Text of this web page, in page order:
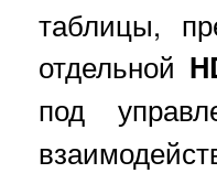
таблицы,
отдельной
под